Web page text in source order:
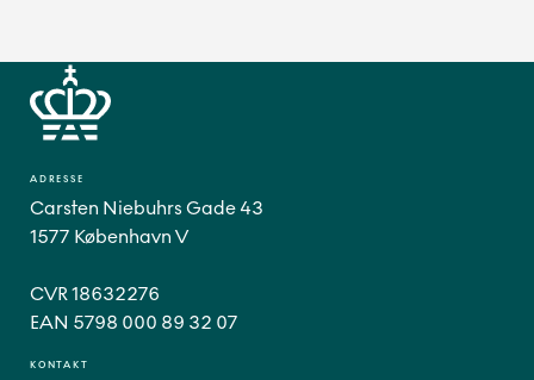
ADRESSE
Carsten Niebuhrs Gade 43
1577 København V
CVR 18632276
EAN 5798 000 89 32 07
KONTAKT